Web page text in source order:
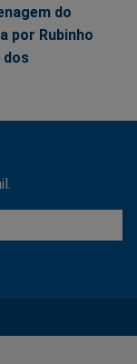
do
por Rubinho
dos